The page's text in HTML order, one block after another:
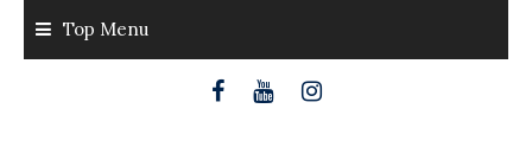
content
Top Menu